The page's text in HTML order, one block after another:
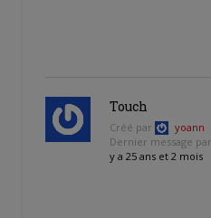
Touch
Créé par
yoann
Dernier message par
y a 25 ans et 2 mois